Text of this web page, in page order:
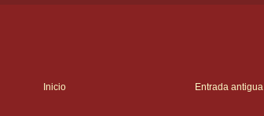
Entrada antigua
Inicio